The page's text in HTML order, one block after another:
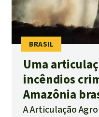
Uma
incêndios
Amazônia
A Articulação